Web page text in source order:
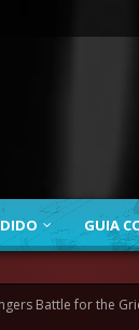
GUIA
Battle for the